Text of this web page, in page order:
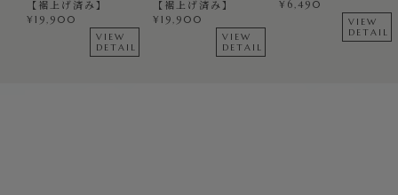
【裾上げ済み】
¥ 19,900
VIEW
DETAIL
【裾上げ済み】
¥ 19,900
VIEW
DETAIL
¥ 6,490
VIEW
DETAIL